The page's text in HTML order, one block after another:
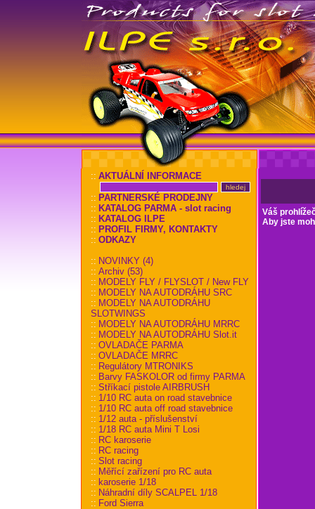
:: AKTUÁLNÍ INFORMACE
:: PARTNERSKÉ PRODEJNY
:: KATALOG PARMA - slot racing
:: KATALOG ILPE
:: PROFIL FIRMY, KONTAKTY
:: ODKAZY
:: NOVINKY (4)
:: Archiv (53)
:: MODELY FLY / FLYSLOT / New FLY
:: MODELY NA AUTODRÁHU SRC
:: MODELY NA AUTODRÁHU
SLOTWINGS
:: MODELY NA AUTODRÁHU MRRC
:: MODELY NA AUTODRÁHU Slot.it
:: OVLADAČE PARMA
:: OVLADAČE MRRC
:: Regulátory MTRONIKS
:: Barvy FASKOLOR od firmy PARMA
:: Stříkací pistole AIRBRUSH
:: 1/10 RC auta on road stavebnice
:: 1/10 RC auta off road stavebnice
:: 1/12 auta - příslušenství
:: 1/18 RC auta Mini T Losi
:: RC karoserie
:: RC racing
:: Slot racing
:: Měřící zařízení pro RC auta
:: karoserie 1/18
:: Náhradní díly SCALPEL 1/18
:: Ford Sierra
Váš
Aby jste